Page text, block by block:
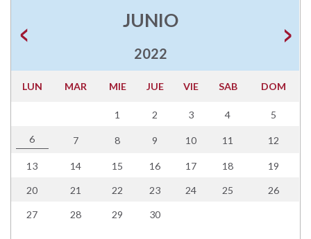
JUNIO
2022
LUN MAR MIE JUE VIE SAB DOM
1 2 3 4 5
6 7 8 9 10 11 12
13 14 15 16 17 18 19
20 21 22 23 24 25 26
27 28 29 30